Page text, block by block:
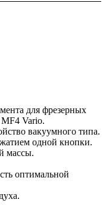
для фрезерных
Vario.
вакуумного типа.
одной кнопки.
массы.
оптимальной